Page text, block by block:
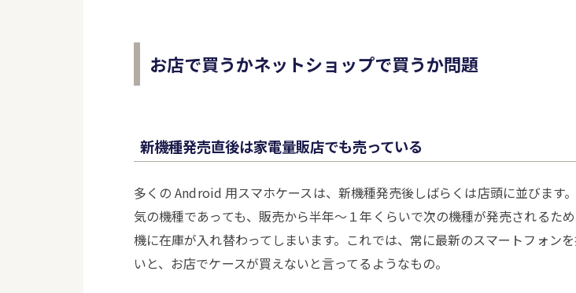
お店で買うかネットショップで買うか問題
新機種発売直後は家電量販店でも売っている
多くの Android 用スマホケースは、新機種発売後しばらくは店頭に並びます
気の機種であっても、販売から半年～１年くらいで次の機種が発売されるた
機に在庫が入れ替わってしまいます。これでは、常に最新のスマートフォン
いと、お店でケースが買えないと言ってるようなもの。